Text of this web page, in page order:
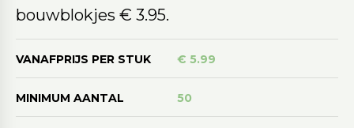
bouwblokjes € 3.95.
VANAFPRIJS PER STUK € 5.99
MINIMUM AANTAL 50